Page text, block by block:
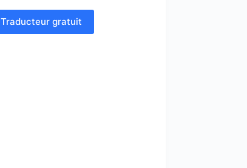
Traducteur gratuit